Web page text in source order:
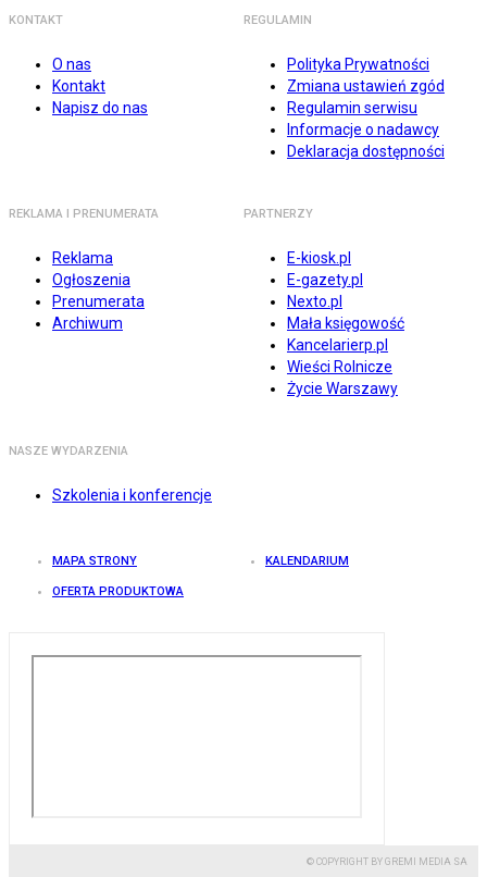
KONTAKT
O nas
Kontakt
Napisz do nas
REGULAMIN
Polityka Prywatności
Zmiana ustawień zgód
Regulamin serwisu
Informacje o nadawcy
Deklaracja dostępności
REKLAMA I PRENUMERATA
Reklama
Ogłoszenia
Prenumerata
Archiwum
PARTNERZY
E-kiosk.pl
E-gazety.pl
Nexto.pl
Mała księgowość
Kancelarierp.pl
Wieści Rolnicze
Życie Warszawy
NASZE WYDARZENIA
Szkolenia i konferencje
MAPA STRONY KALENDARIUM
OFERTA PRODUKTOWA
© COPYRIGHT BY GREMI MEDIA SA